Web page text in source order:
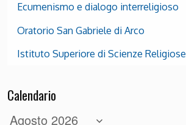
Ecumenismo e dialogo interreligioso
Oratorio San Gabriele di Arco
Istituto Superiore di Scienze Religiose
Calendario